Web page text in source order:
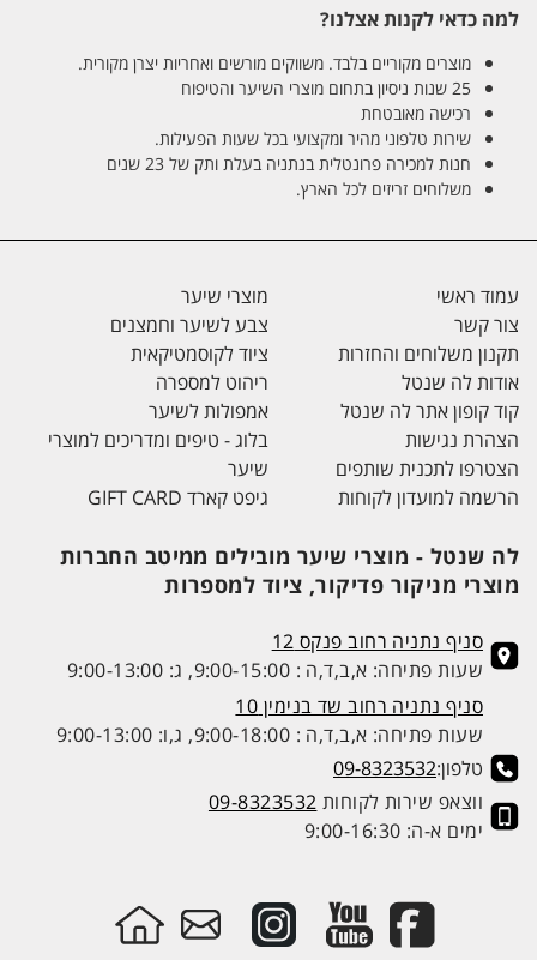
למה כדאי לקנות אצלנו?
מוצרים מקוריים בלבד. משווקים מורשים ואחריות יצרן מקורית.
25 שנות ניסיון בתחום מוצרי השיער והטיפוח
רכישה מאובטחת
שירות טלפוני מהיר ומקצועי בכל שעות הפעילות.
חנות למכירה פרונטלית בנתניה בעלת ותק של 23 שנים
משלוחים זריזים לכל הארץ.
עמוד ראשי
צור קשר
תקנון משלוחים והחזרות
אודות לה שנטל
קוד קופון אתר לה שנטל
הצהרת נגישות
הצטרפו לתכנית שותפים
הרשמה למועדון לקוחות
מוצרי שיער
צבע לשיער וחמצנים
ציוד לקוסמטיקאית
ריהוט למספרה
אמפולות לשיער
בלוג - טיפים ומדריכים למוצרי
שיער
גיפט קארד GIFT CARD
לה שנטל - מוצרי שיער מובילים ממיטב החברות
מוצרי מניקור פדיקור, ציוד למספרות
סניף נתניה רחוב פנקס 12
שעות פתיחה: א,ב,ד,ה : 9:00-15:00, ג: 9:00-13:00
סניף נתניה רחוב שד בנימין 10
שעות פתיחה: א,ב,ד,ה : 9:00-18:00, ג,ו: 9:00-13:00
טלפון:09-8323532
ווצאפ שירות לקוחות 09-8323532
ימים א-ה: 9:00-16:30